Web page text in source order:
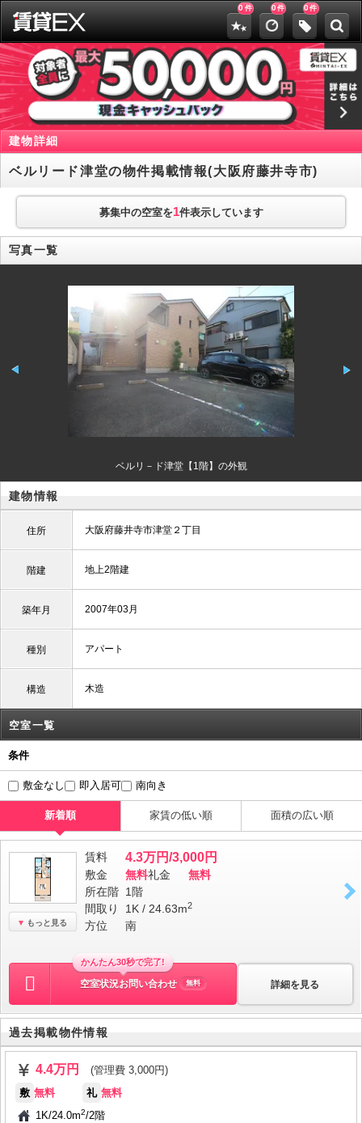
0 件 0件 0件
建物詳細
ベルリード津堂の物件掲載情報(大阪府藤井寺市)
募集中の空室を1件表示しています
写真一覧
ベルリ－ド津堂【1階】の外観
建物情報
住所 大阪府藤井寺市津堂２丁目
階建 地上2階建
築年月 2007年03月
種別 アパート
構造 木造
空室一覧
条件
敷金なし 即入居可 南向き
新着順 家賃の低い順 面積の広い順
もっと見る
賃料 4.3万円/3,000円
敷金 無料礼金
無料
所在階 1階
間取り
1K / 24.63m2
方位 南
詳細を見る
かんたん30秒で完了!
空室状況お問い合わせ 無料
過去掲載物件情報
4.4万円
(管理費 3,000円)
敷 無料 礼 無料
1K/24.0m2/2階